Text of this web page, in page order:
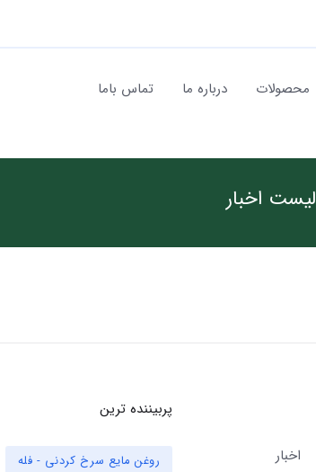
محصولات درباره ما تماس باما
لیست اخبار
اخبار
پربیننده ترین
روغن مایع سرخ کردنی - فله